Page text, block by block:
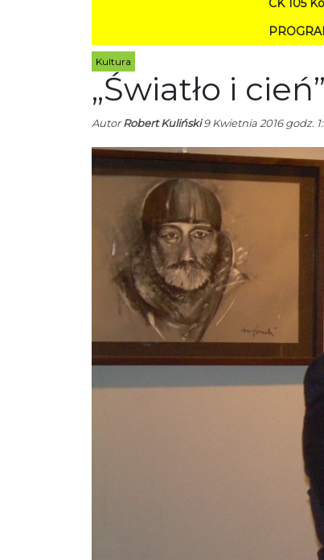
CK 105 Koszalin - Lato
PROGRAM: Lato w
Kultura
„Światło i
AutorRobert Kuliński9 Kwietnia 2016 godz.